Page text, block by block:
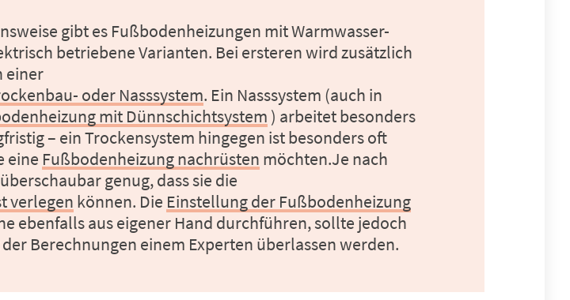
gibt es Fußbodenheizungen mit Warmwasser-
betriebene Varianten. Bei ersteren wird zusätzlich
unterschieden zwischen einer
oder Nasssystem. Ein Nasssystem (auch in
mit Dünnschichtsystem ) arbeitet besonders
– ein Trockensystem hingegen ist besonders oft
eine Fußbodenheizung nachrüsten möchten.Je nach
verlegen können. Die Einstellung der Fußbodenheizung
ebenfalls aus eigener Hand durchführen, sollte jedoch
Berechnungen einem Experten überlassen werden.